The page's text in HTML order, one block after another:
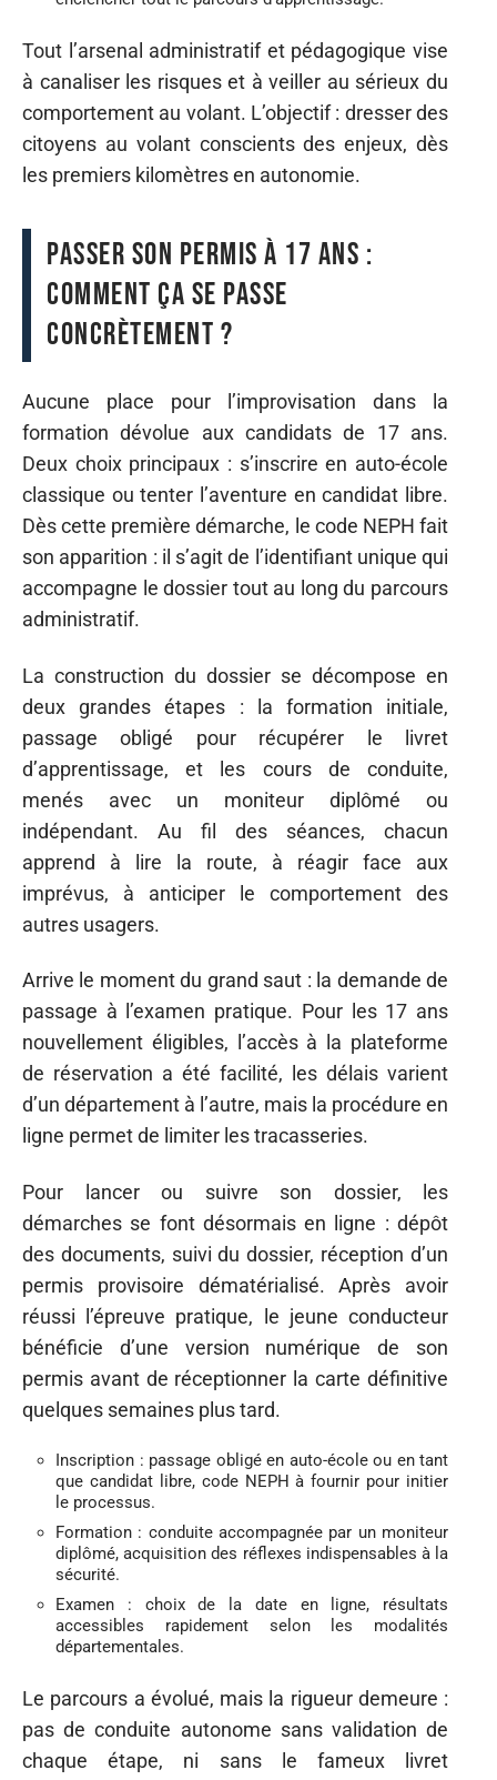
Tout l’arsenal administratif et pédagogique vise
à canaliser les risques et à veiller au sérieux du
comportement au volant. L’objectif : dresser des
citoyens au volant conscients des enjeux, dès
les premiers kilomètres en autonomie.
Passer son permis à 17 ans :
comment ça se passe
concrètement ?
Aucune place pour l’improvisation dans la
formation dévolue aux candidats de 17 ans.
Deux choix principaux : s’inscrire en auto-école
classique ou tenter l’aventure en candidat libre.
Dès cette première démarche, le code NEPH fait
son apparition : il s’agit de l’identifiant unique qui
accompagne le dossier tout au long du parcours
administratif.
La construction du dossier se décompose en
deux grandes étapes : la formation initiale,
passage obligé pour récupérer le livret
d’apprentissage, et les cours de conduite,
menés avec un moniteur diplômé ou
indépendant. Au fil des séances, chacun
apprend à lire la route, à réagir face aux
imprévus, à anticiper le comportement des
autres usagers.
Arrive le moment du grand saut : la demande de
passage à l’examen pratique. Pour les 17 ans
nouvellement éligibles, l’accès à la plateforme
de réservation a été facilité, les délais varient
d’un département à l’autre, mais la procédure en
ligne permet de limiter les tracasseries.
Pour lancer ou suivre son dossier, les
démarches se font désormais en ligne : dépôt
des documents, suivi du dossier, réception d’un
permis provisoire dématérialisé. Après avoir
réussi l’épreuve pratique, le jeune conducteur
bénéficie d’une version numérique de son
permis avant de réceptionner la carte définitive
quelques semaines plus tard.
Inscription : passage obligé en auto-école ou en tant
que candidat libre, code NEPH à fournir pour initier
le processus.
Formation : conduite accompagnée par un moniteur
diplômé, acquisition des réflexes indispensables à la
sécurité.
Examen : choix de la date en ligne, résultats
accessibles rapidement selon les modalités
départementales.
Le parcours a évolué, mais la rigueur demeure :
pas de conduite autonome sans validation de
chaque étape, ni sans le fameux livret